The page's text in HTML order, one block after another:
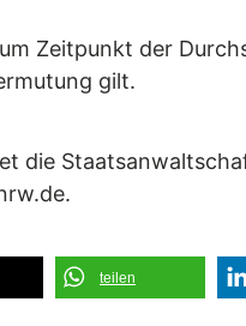
Zeitpunkt der
gilt.
die
teilen